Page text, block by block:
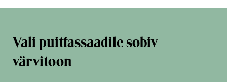
Vali puitfassaadile sobiv
värvitoon